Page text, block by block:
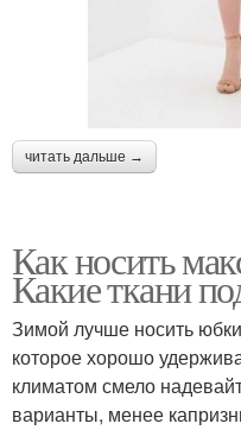
читать дальше →
Как носить
Какие ткани
Зимой лучше носить
которое хорошо
климатом смело
варианты, менее